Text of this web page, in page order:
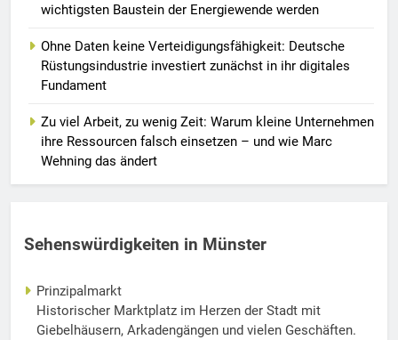
wichtigsten Baustein der Energiewende werden
Ohne Daten keine Verteidigungsfähigkeit: Deutsche
Rüstungsindustrie investiert zunächst in ihr digitales
Fundament
Zu viel Arbeit, zu wenig Zeit: Warum kleine Unternehmen
ihre Ressourcen falsch einsetzen – und wie Marc
Wehning das ändert
Sehenswürdigkeiten in Münster
Prinzipalmarkt
Historischer Marktplatz im Herzen der Stadt mit
Giebelhäusern, Arkadengängen und vielen Geschäften.